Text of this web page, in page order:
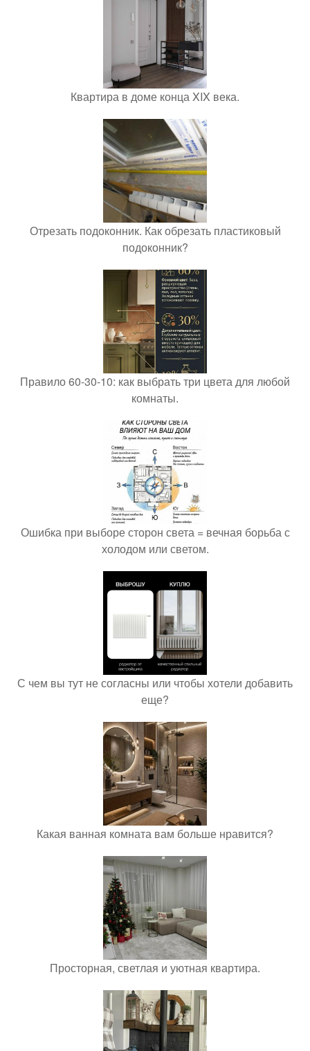
Квартира в доме конца XIX века.
Отрезать подоконник. Как обрезать пластиковый
подоконник?
Правило 60-30-10: как выбрать три цвета для любой
комнаты.
Ошибка при выборе сторон света = вечная борьба с
холодом или светом.
С чем вы тут не согласны или чтобы хотели добавить
еще?
Какая ванная комната вам больше нравится?
Просторная, светлая и уютная квартира.